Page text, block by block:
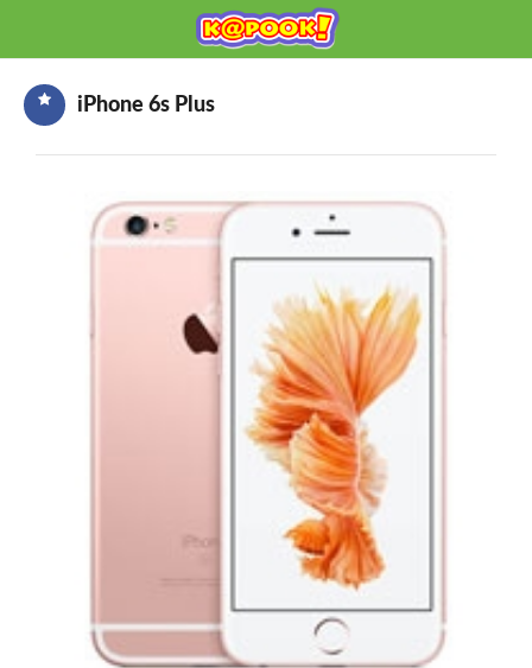
Mobile เช็กก่อนซื้อ
ราคามือถือ
TOP 10 ข่าวมือถือ
iPhone 6s Plus